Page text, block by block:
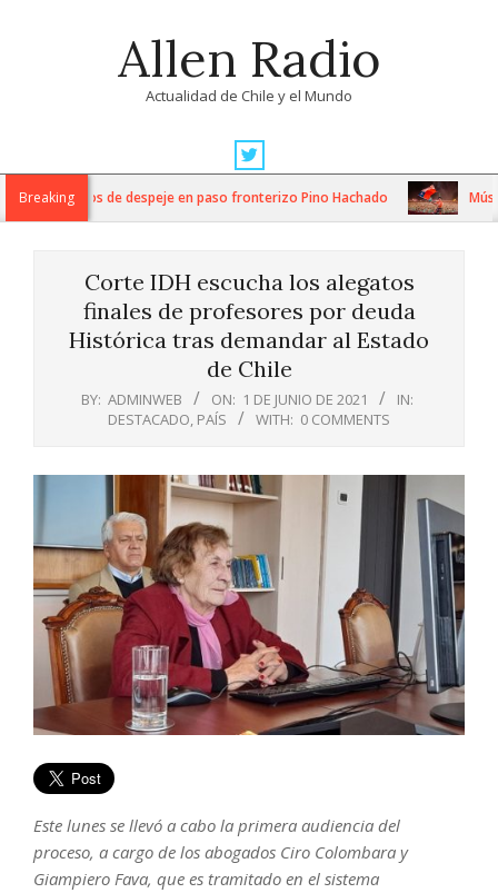
Allen Radio
Actualidad de Chile y el Mundo
Navigation
MenuBreaking
trabajos de despeje en paso fronterizo Pino Hachado Música:
Corte IDH escucha los alegatos
finales de profesores por deuda
Histórica tras demandar al Estado
de Chile
BY: ADMINWEB ON: 1 DE JUNIO DE 2021
IN:
DESTACADO, PAÍS WITH: 0 COMMENTS
Este lunes se llevó a cabo la primera audiencia del
proceso, a cargo de los abogados Ciro Colombara y
Giampiero Fava, que es tramitado en el sistema